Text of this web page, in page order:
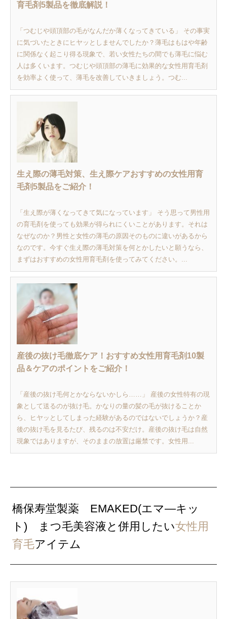
育毛剤5製品を徹底解説！
「つむじや頭頂部の毛がなんだか薄くなってきている」 その事実
に気づいたときにヒヤッとしませんでしたか？薄毛はもはや年齢
に関係なく起こり得る現象で、若い女性たちの間でも薄毛に悩む
人は多くいます。つむじや頭頂部の薄毛に効果的な女性用育毛剤
を効率よく使って、薄毛を改善していきましょう。つむ...
生え際の薄毛対策、生え際ケアおすすめの女性用育
毛剤5製品をご紹介！
「生え際が薄くなってきて気になっています」 そう思って男性用
の育毛剤を使っても効果が得られにくいことがあります。それは
なぜなのか？男性と女性の薄毛の原因そのものに違いがあるから
なのです。今すぐ生え際の薄毛対策を何とかしたいと願うなら、
まずはおすすめの女性用育毛剤を使ってみてください。...
産後の抜け毛徹底ケア！おすすめ女性用育毛剤10製
品＆ケアのポイントをご紹介！
「産後の抜け毛何とかならないかしら……」 産後の女性特有の現
象として送るのが抜け毛。かなりの量の髪の毛が抜けることか
ら、ヒヤッとしてしまった経験があるのではないでしょうか？産
後の抜け毛を見るたび、残るのは不安だけ。産後の抜け毛は自然
現象ではありますが、そのままの放置は厳禁です。女性用...
橋保寿堂製薬 EMAKED(エマ―キッ
ト) まつ毛美容液と併用したい女性用
育毛アイテム